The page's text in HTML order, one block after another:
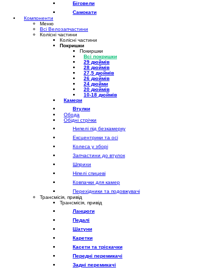
Біговели
Самокати
Компоненти
Меню
Всі Велозапчастини
Колісні частини
Колісні частини
Покришки
Покиршки
Всі покришки
29 дюймів
28 дюймів
27,5 дюймів
26 дюймів
24 дюйми
20 дюймів
10-18 дюймів
Камери
Втулки
Обода
Обідні стрічки
Нипелі під безкамерку
Ексцентрики та осі
Колеса у зборі
Запчастини до втулок
Шприхи
Ніпелі спицеві
Ковпачки для камер
Перехідники та подовжувачі
Трансмісія, привід
Трансмісія, привід
Ланцюги
Педалі
Шатуни
Каретки
Касети та тріскачки
Передні перемикачі
Задні перемикачі